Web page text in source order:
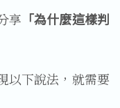
享 「為什麼這樣判
以下說法，就需要